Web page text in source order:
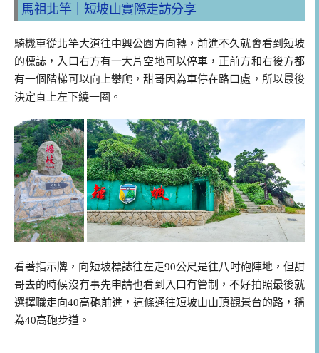
馬祖北竿｜短坡山實際走訪分享
騎機車從北竿大道往中興公園方向轉，前進不久就會看到短坡
的標誌，入口右方有一大片空地可以停車，正前方和右後方都
有一個階梯可以向上攀爬，甜哥因為車停在路口處，所以最後
決定直上左下繞一圈。
看著指示牌，向短坡標誌往左走90公尺是往八吋砲陣地，但甜
哥去的時候沒有事先申請也看到入口有管制，不好拍照最後就
選擇職走向40高砲前進，這條通往短坡山山頂觀景台的路，稱
為40高砲步道。